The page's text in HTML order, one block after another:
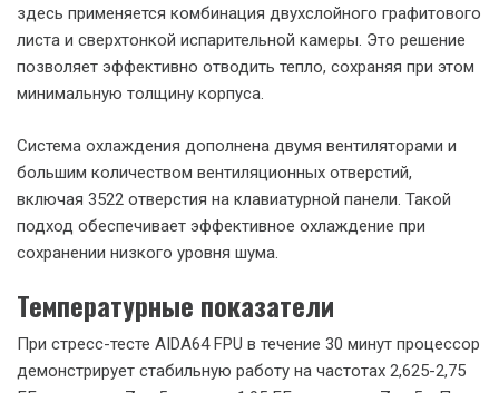
ASUS уделила особое внимание удобству использования
Zenbook 16 Air. Ноутбук оснащен увеличенным тачпадом
размером 7,1 дюйма, что на 40% больше, чем у
предыдущего поколения. Частота опроса тачпада
на касания.
Клавиатура, несмотря на тонкий профиль ноутбука,
обеспечивает комфортный ход клавиш и четкую обратную
связь. Белая подсветка клавиатуры позволяет комфортно
Охлаждение и автономность: баланс
производительности и тишины